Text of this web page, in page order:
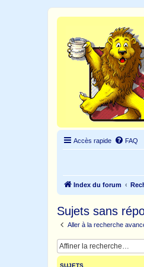
Accès rapide FAQ
Index du forum
Sujets sans
Aller à la recherche
SUJETS